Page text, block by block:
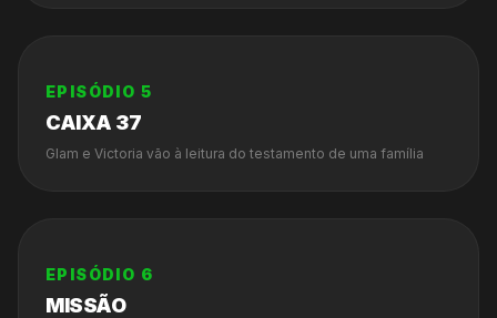
EPISÓDIO 5
CAIXA 37
Glam e Victoria vão à leitura do testamento de uma família
EPISÓDIO 6
MISSÃO